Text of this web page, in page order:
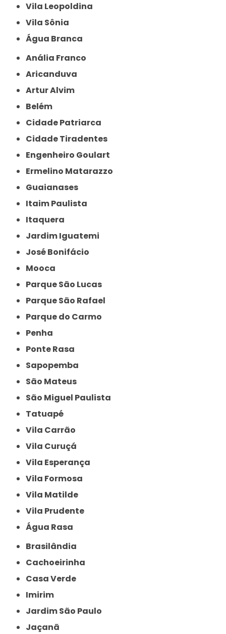
Vila Leopoldina
Vila Sônia
Água Branca
Anália Franco
Aricanduva
Artur Alvim
Belém
Cidade Patriarca
Cidade Tiradentes
Engenheiro Goulart
Ermelino Matarazzo
Guaianases
Itaim Paulista
Itaquera
Jardim Iguatemi
José Bonifácio
Mooca
Parque São Lucas
Parque São Rafael
Parque do Carmo
Penha
Ponte Rasa
Sapopemba
São Mateus
São Miguel Paulista
Tatuapé
Vila Carrão
Vila Curuçá
Vila Esperança
Vila Formosa
Vila Matilde
Vila Prudente
Água Rasa
Brasilândia
Cachoeirinha
Casa Verde
Imirim
Jardim São Paulo
Jaçanã